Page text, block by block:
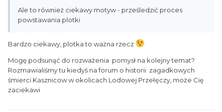
Ale to również ciekawy motyw - prześledzić proces
powstawania plotki
Bardzo ciekawy, plotka to ważna rzecz
Mogę podsunąć do rozważenia pomysł na kolejny temat?
Rozmawialiśmy tu kiedyś na forum o historii zagadkowych
śmierci Kasznicow w okolicach Lodowej Przełęczy, może Cię
zaciekawi